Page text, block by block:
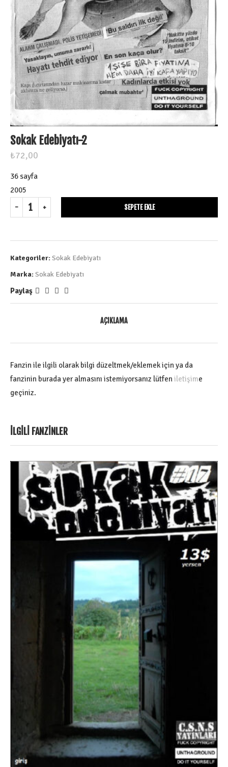
Sokak Edebiyatı-2
₺72,00
36 sayfa
2005
SEPETE EKLE
Kategoriler:Sokak Edebiyatı
Marka:Sokak Edebiyatı
Paylaş
AÇIKLAMA
Fanzin ile ilgili olarak bilgi düzeltmek/eklemek için ya da
fanzinin burada yer almasını istemiyorsanız lütfen iletişime
geçiniz.
İLGILI FANZINLER